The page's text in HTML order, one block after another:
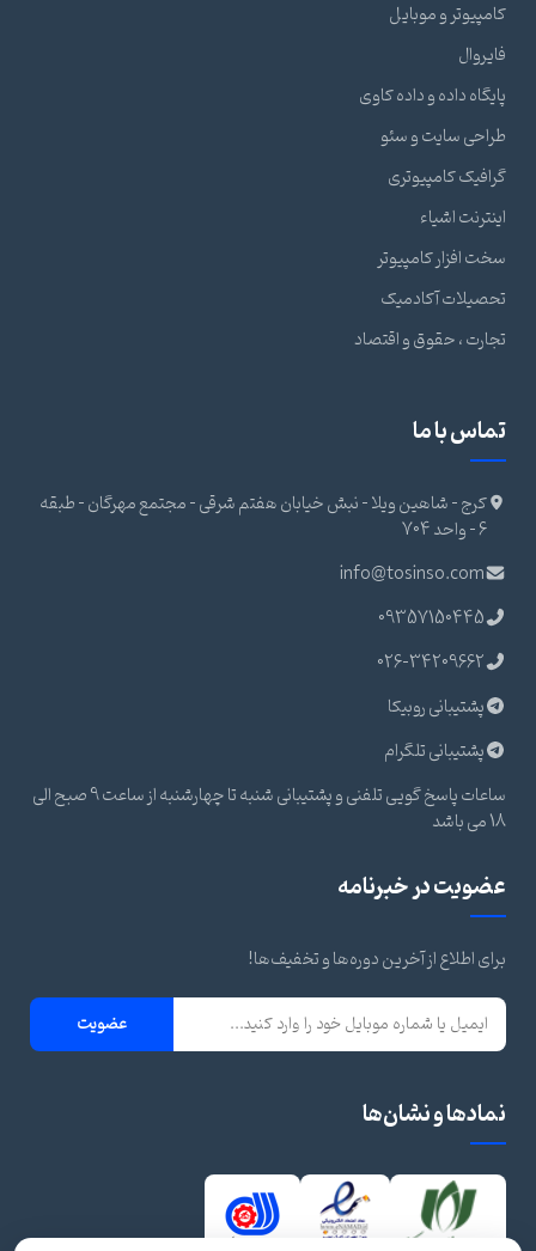
کامپیوتر و موبایل
فایروال
پایگاه داده و داده کاوی
طراحی سایت و سئو
گرافیک کامپیوتری
اینترنت اشیاء
سخت افزار کامپیوتر
تحصیلات آکادمیک
تجارت ، حقوق و اقتصاد
تماس با ما
کرج - شاهین ویلا - نبش خیابان هفتم شرقی - مجتمع مهرگان - طبقه
6 - واحد 704
info@tosinso.com
09357150445
026-34209662
پشتیبانی روبیکا
پشتیبانی تلگرام
ساعات پاسخ گویی تلفنی و پشتیبانی شنبه تا چهارشنبه از ساعت 9 صبح الی
18 می باشد
عضویت در خبرنامه
برای اطلاع از آخرین دوره‌ها و تخفیف‌ها!
عضویت
نمادها و نشان‌ها